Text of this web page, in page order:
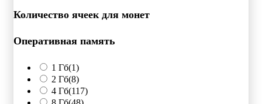
Количество ячеек для монет
Оперативная память
1 Гб(1)
2 Гб(8)
4 Гб(117)